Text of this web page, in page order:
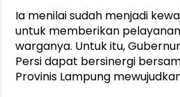
Ia menilai sudah menjadi
untuk memberikan
warganya. Untuk itu,
Persi dapat bersinergi
Provinis Lampung